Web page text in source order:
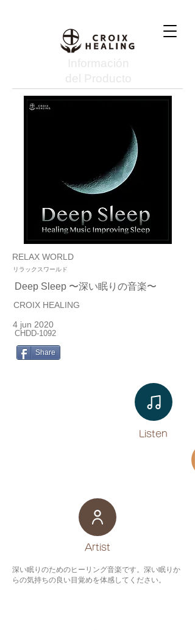
Información
del Producto
RELAX WORLD
リラックスワールド
Deep Sleep 〜深い眠りの音楽〜
CROIX HEALING
4 jun 2020
CHDD-1092
Share
Listen​
​Artist
深い眠りのためのヒーリング音楽です。深い眠りか
らの気持ちの良い目覚めを体感してください。